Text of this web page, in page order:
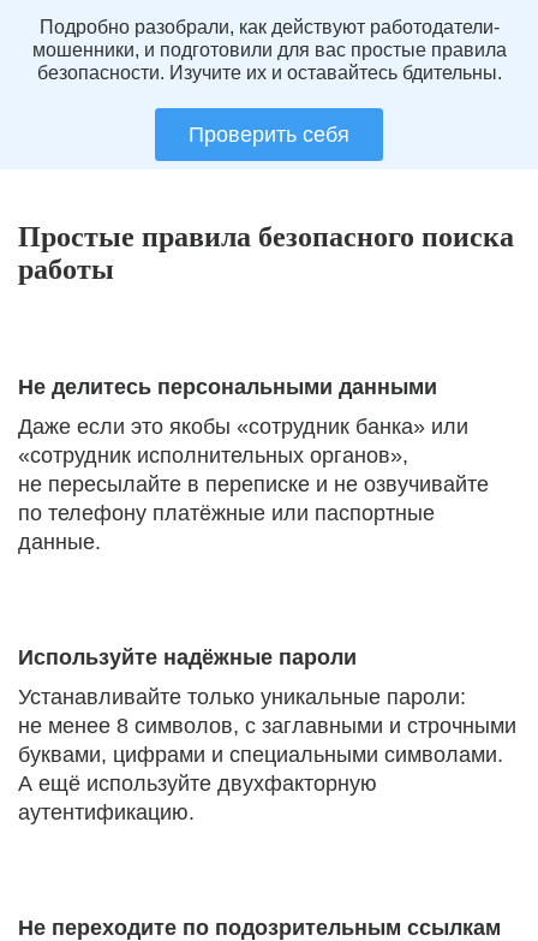
Подробно разобрали, как действуют работодатели-
мошенники, и подготовили для вас простые правила
безопасности. Изучите их и оставайтесь бдительны.
Проверить себя
Простые правила безопасного поиска
работы
Не делитесь персональными данными
Даже если это якобы «сотрудник банка» или
«сотрудник исполнительных органов»,
не пересылайте в переписке и не озвучивайте
по телефону платёжные или паспортные
данные.
Используйте надёжные пароли
Устанавливайте только уникальные пароли:
не менее 8 символов, с заглавными и строчными
буквами, цифрами и специальными символами.
А ещё используйте двухфакторную
аутентификацию.
Не переходите по подозрительным ссылкам